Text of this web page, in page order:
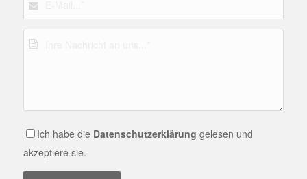
Ich habe die Datenschutzerklärung gelesen und
akzeptiere sie.